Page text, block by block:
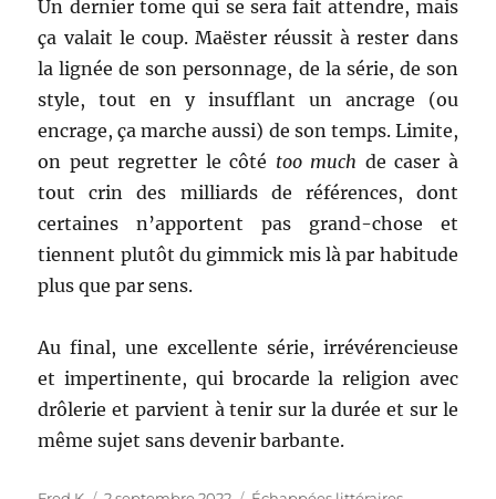
Un dernier tome qui se sera fait attendre, mais
ça valait le coup. Maëster réussit à rester dans
la lignée de son personnage, de la série, de son
style, tout en y insufflant un ancrage (ou
encrage, ça marche aussi) de son temps. Limite,
on peut regretter le côté too much de caser à
tout crin des milliards de références, dont
certaines n’apportent pas grand-chose et
tiennent plutôt du gimmick mis là par habitude
plus que par sens.
Au final, une excellente série, irrévérencieuse
et impertinente, qui brocarde la religion avec
drôlerie et parvient à tenir sur la durée et sur le
même sujet sans devenir barbante.